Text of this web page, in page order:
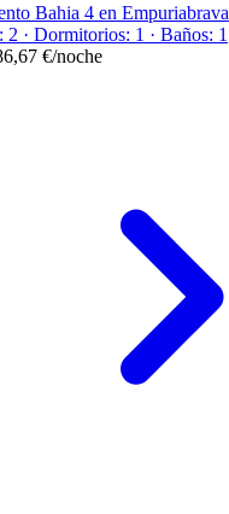
Bahia 4 en Empuriabrava
2 · Dormitorios: 1 · Baños: 1
€/noche